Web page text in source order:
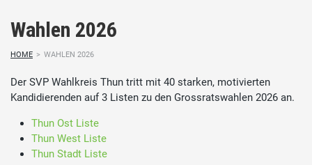
Wahlen 2026
HOME > WAHLEN 2026
Der SVP Wahlkreis Thun tritt mit 40 starken, motivierten
Kandidierenden auf 3 Listen zu den Grossratswahlen 2026 an.
Thun Ost Liste
Thun West Liste
Thun Stadt Liste